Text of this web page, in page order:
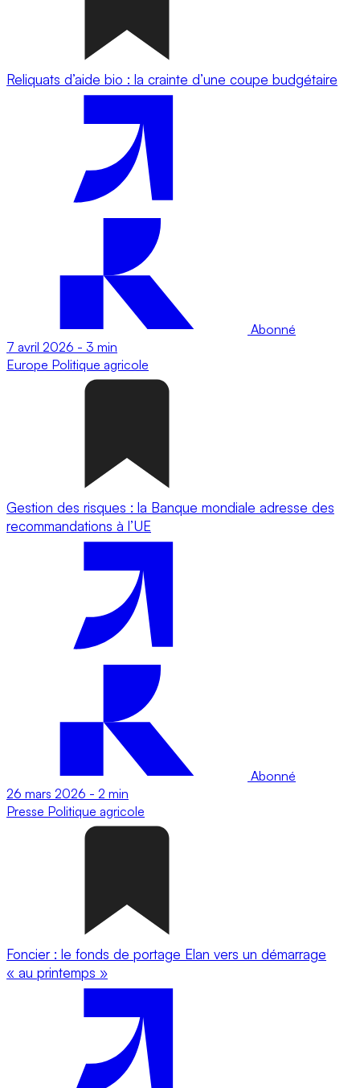
Reliquats d’aide bio : la crainte d’une coupe budgétaire
Abonné
7 avril 2026 - 3 min
Europe Politique agricole
Gestion des risques : la Banque mondiale adresse des
recommandations à l’UE
Abonné
26 mars 2026 - 2 min
Presse Politique agricole
Foncier : le fonds de portage Elan vers un démarrage
« au printemps »